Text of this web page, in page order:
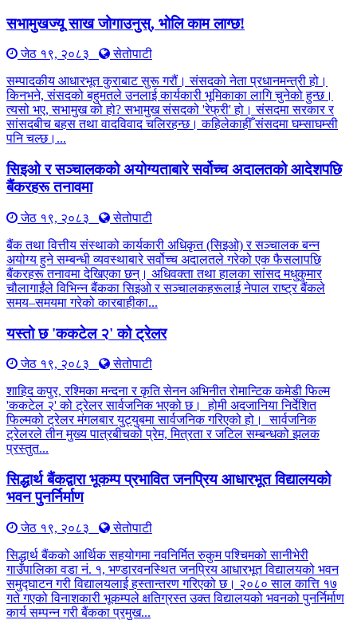
सभामुखज्यू साख जोगाउनुस्, भोलि काम लाग्छ!
जेठ १९, २०८३
सेतोपाटी
सम्पादकीय आधारभूत कुराबाट सुरू गरौं। संसदको नेता प्रधानमन्त्री हो।
किनभने, संसदको बहुमतले उनलाई कार्यकारी भूमिकाका लागि चुनेको हुन्छ।
त्यसो भए, सभामुख को हो? सभामुख संसदको 'रेफ्री' हो। संसदमा सरकार र
सांसदबीच बहस तथा वादविवाद चलिरहन्छ। कहिलेकाहीँ संसदमा घम्साघम्सी
पनि चल्छ।...
सिइओ र सञ्चालकको अयोग्यताबारे सर्वोच्च अदालतको आदेशपछि
बैंकरहरू तनावमा
जेठ १९, २०८३
सेतोपाटी
बैंक तथा वित्तीय संस्थाको कार्यकारी अधिकृत (सिइओ) र सञ्चालक बन्न
अयोग्य हुने सम्बन्धी व्यवस्थाबारे सर्वोच्च अदालतले गरेको एक फैसलापछि
बैंकरहरू तनावमा देखिएका छन्। अधिवक्ता तथा हालका सांसद मधुकुमार
चौलागाईंले विभिन्न बैंकका सिइओ र सञ्चालकहरूलाई नेपाल राष्ट्र बैंकले
समय–समयमा गरेको कारबाहीका...
यस्तो छ 'ककटेल २' को ट्रेलर
जेठ १९, २०८३
सेतोपाटी
शाहिद कपुर, रश्मिका मन्दना र कृति सेनन अभिनीत रोमान्टिक कमेडी फिल्म
'ककटेल २' को ट्रेलर सार्वजनिक भएको छ। होमी अदजानिया निर्देशित
फिल्मको ट्रेलर मंगलबार युट्युबमा सार्वजनिक गरिएको हो। सार्वजनिक
ट्रेलरले तीन मुख्य पात्रबीचको प्रेम, मित्रता र जटिल सम्बन्धको झलक
प्रस्तुत...
सिद्धार्थ बैंकद्वारा भूकम्प प्रभावित जनप्रिय आधारभूत विद्यालयको
भवन पुनर्निर्माण
जेठ १९, २०८३
सेतोपाटी
सिद्धार्थ बैंकको आर्थिक सहयोगमा नवनिर्मित रुकुम पश्चिमको सानीभेरी
गाउँपालिका वडा नं. १, भण्डारवनस्थित जनप्रिय आधारभूत विद्यालयको भवन
समुद्घाटन गरी विद्यालयलाई हस्तान्तरण गरिएको छ। २०८० साल कात्ति १७
गते गएको विनाशकारी भूकम्पले क्षतिग्रस्त उक्त विद्यालयको भवनको पुनर्निर्माण
कार्य सम्पन्न गरी बैंकका प्रमुख...